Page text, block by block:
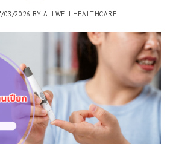
03/2026 BY ALLWELLHEALTHCARE